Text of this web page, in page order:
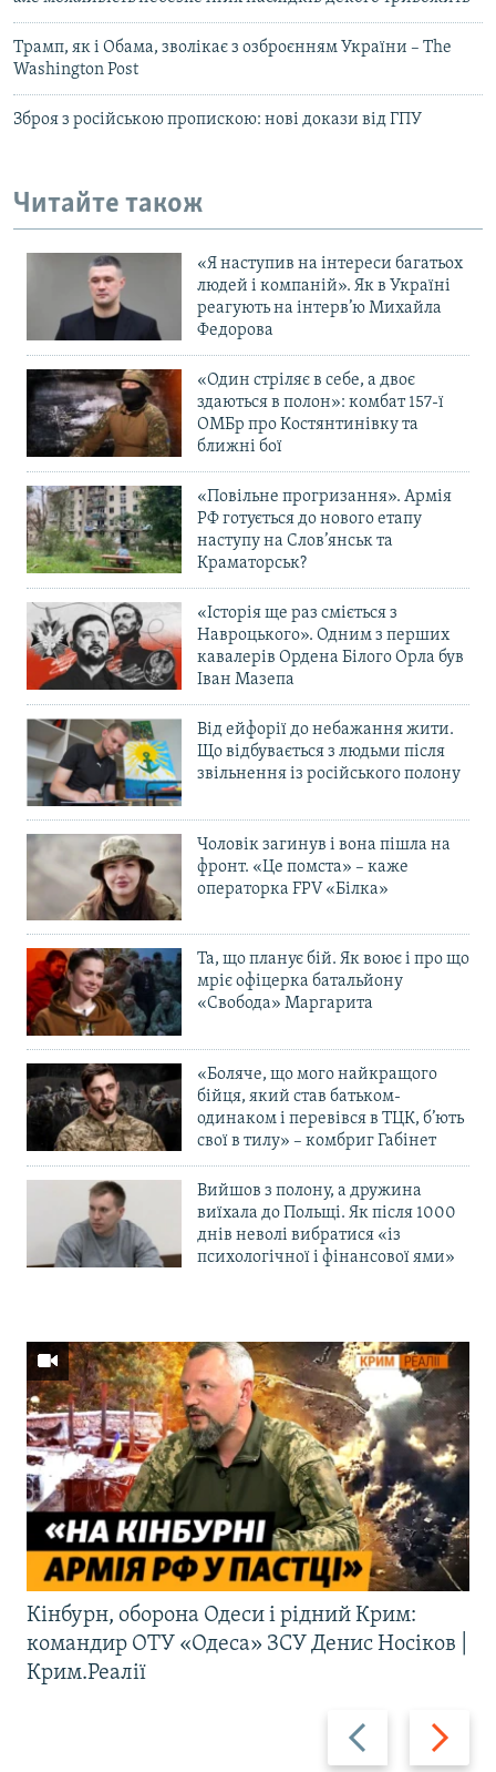
Трамп, як і Обама, зволікає з озброєнням України – The
Washington Post
Зброя з російською пропискою: нові докази від ГПУ
Читайте також
«Я наступив на інтереси багатьох
людей і компаній». Як в Україні
реагують на інтерв’ю Михайла
Федорова
«Один стріляє в себе, а двоє
здаються в полон»: комбат 157-ї
ОМБр про Костянтинівку та
ближні бої
«Повільне прогризання». Армія
РФ готується до нового етапу
наступу на Слов’янськ та
Краматорськ?
«Історія ще раз сміється з
Навроцького». Одним з перших
кавалерів Ордена Білого Орла був
Іван Мазепа
Від ейфорії до небажання жити.
Що відбувається з людьми після
звільнення із російського полону
Чоловік загинув і вона пішла на
фронт. «Це помста» – каже
операторка FPV «Білка»
Та, що планує бій. Як воює і про що
мріє офіцерка батальйону
«Свобода» Маргарита
«Боляче, що мого найкращого
бійця, який став батьком-
одинаком і перевівся в ТЦК, б’ють
свої в тилу» – комбриг Габінет
Вийшов з полону, а дружина
виїхала до Польщі. Як після 1000
днів неволі вибратися «із
психологічної і фінансової ями»
Назад Вперед
Кінбурн, оборона Одеси і рідний Крим:
командир ОТУ «Одеса» ЗСУ Денис Носіков |
Крим.Реалії